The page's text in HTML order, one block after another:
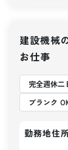
建設機械
お仕事
完全週休二
ブランク
勤務地住